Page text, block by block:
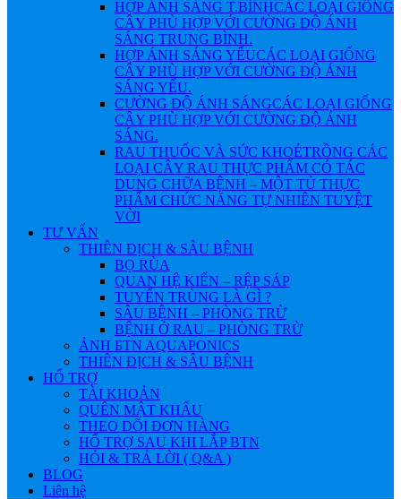
HỢP ÁNH SÁNG T.BÌNHCÁC LOẠI GIỐNG
CÂY PHÙ HỢP VỚI CƯỜNG ĐỘ ÁNH
SÁNG TRUNG BÌNH.
HỢP ÁNH SÁNG YẾUCÁC LOẠI GIỐNG
CÂY PHÙ HỢP VỚI CƯỜNG ĐỘ ÁNH
SÁNG YẾU.
CƯỜNG ĐỘ ÁNH SÁNGCÁC LOẠI GIỐNG
CÂY PHÙ HỢP VỚI CƯỜNG ĐỘ ÁNH
SÁNG.
RAU THUỐC VÀ SỨC KHOẺTRỒNG CÁC
LOẠI CÂY RAU THỰC PHẨM CÓ TÁC
DỤNG CHỮA BỆNH – MỘT TỦ THỰC
PHẨM CHỨC NĂNG TỰ NHIÊN TUYỆT
VỜI
TƯ VẤN
THIÊN ĐỊCH & SÂU BỆNH
BỌ RÙA
QUAN HỆ KIẾN – RỆP SÁP
TUYẾN TRÙNG LÀ GÌ ?
SÂU BỆNH – PHÒNG TRỪ
BỆNH Ở RAU – PHÒNG TRỪ
ẢNH БTN AQUAPONICS
THIÊN ĐỊCH & SÂU BỆNH
HỔ TRỢ
TÀI KHOẢN
QUÊN MẬT KHẨU
THEO DÕI ĐƠN HÀNG
HỔ TRỢ SAU KHI LẮP BTN
HỎI & TRẢ LỜI ( Q&A )
BLOG
Liên hệ